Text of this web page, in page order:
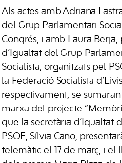
Als actes amb Adriana
del Grup Parlamentari
Congrés, i amb Laura Berja,
d’Igualtat del Grup
Socialista, organitzats pel
la Federació Socialista
respectivament, se
marxa del projecte
que la secretària d’Igualtat
PSOE, Sílvia Cano,
telemàtic el 17 de març, i el